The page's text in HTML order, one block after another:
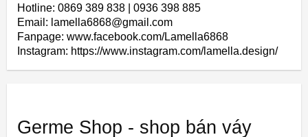
Hotline: 0869 389 838 | 0936 398 885
Email: lamella6868@gmail.com
Fanpage: www.facebook.com/Lamella6868
Instagram: https://www.instagram.com/lamella.design/
Germe Shop - shop bán váy